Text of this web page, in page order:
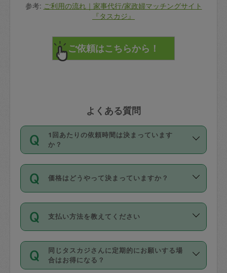
参考: ご利用の流れ｜家事代行/家政婦マッチングサイト
『タスカジ』
よくある質問
1回あたりの依頼時間は決まっています
か？
依頼1回につき3時間固定です。3時間を
超えて依頼したい場合は、延長機能をご
利用ください。機能をご利用いただくに
の上事前申請することが必要です。な
お、3時間を下回っても、値引き等はござ
いません。
価格はどうやって決まっていますか？
11種類の価格帯の中からタスカジさん自
身が価格を選んで設定しています。
タスカジさんの価格設定には最初は制限
があり、レビュー件数、レビューの平均
値、などで除々に設定可能な最高額が上
支払い方法を教えてください
お支払方法はクレジットカード（Visa／
Master／JCB／AMERICAN EXPRESS／
Diners Club）のみとなります。
同じタスカジさんに定期的にお願いする場
合はお得になる？